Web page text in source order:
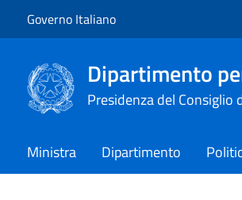
Governo Italiano
Dipartimento
Presidenza del Consiglio
Ministra Dipartimento